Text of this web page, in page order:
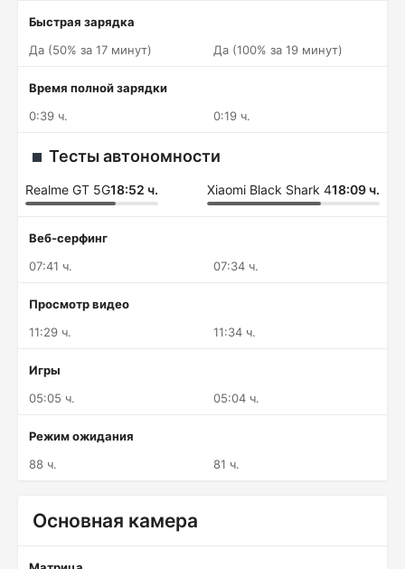
Быстрая зарядка
Да (50% за 17 минут)
Да (100% за 19 минут)
Время полной зарядки
0:39 ч.
0:19 ч.
Тесты автономности
Realme GT 5G18:52 ч. Xiaomi Black Shark 418:09 ч.
Веб-серфинг
07:41 ч.
07:34 ч.
Просмотр видео
11:29 ч.
11:34 ч.
Игры
05:05 ч.
05:04 ч.
Режим ожидания
88 ч.
81 ч.
Основная камера